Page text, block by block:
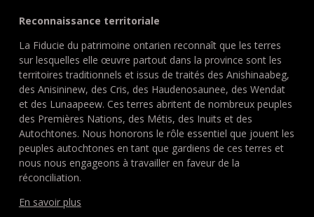
Reconnaissance territoriale
La Fiducie du patrimoine ontarien reconnaît que les terres
sur lesquelles elle œuvre partout dans la province sont les
territoires traditionnels et issus de traités des Anishinaabeg,
des Anisininew, des Cris, des Haudenosaunee, des Wendat
et des Lunaapeew. Ces terres abritent de nombreux peuples
des Premières Nations, des Métis, des Inuits et des
Autochtones. Nous honorons le rôle essentiel que jouent les
peuples autochtones en tant que gardiens de ces terres et
nous nous engageons à travailler en faveur de la
réconciliation.
En savoir plus